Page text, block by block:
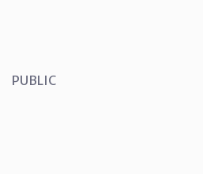
p.
Călin
PUBLIC
Bogdan